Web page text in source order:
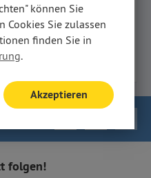
ansehen
folgen!
können Sie
Cookies Sie zulassen
finden Sie in
.
Akzeptieren